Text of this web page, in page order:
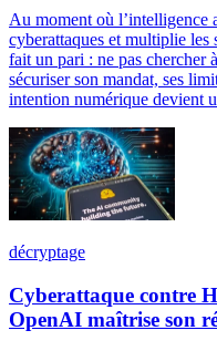
Au moment où l’intelligence
cyberattaques et multiplie les
fait un pari : ne pas chercher
sécuriser son mandat, ses
intention numérique devient
décryptage
Cyberattaque contre
OpenAI maîtrise son